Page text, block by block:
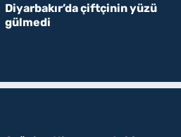
Diyarbakır’da çiftçinin yüzü
gülmedi